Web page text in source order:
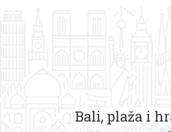
Bali, plaža i